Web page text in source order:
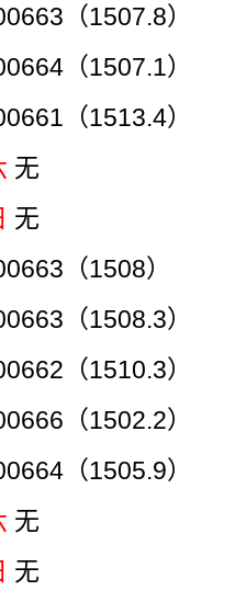
（1507.8）
（1507.1）
（1513.4）
无
无
（1508）
（1508.3）
（1510.3）
（1502.2）
（1505.9）
无
无